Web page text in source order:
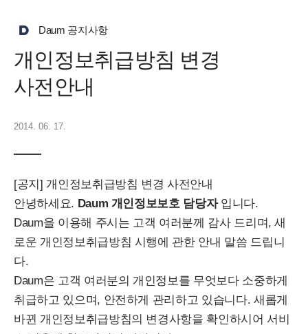
Daum 공지사항
개인정보취급방침 변경
사전안내
2014. 06. 17.
[공지] 개인정보취급방침 변경 사전안내
안녕하세요. Daum 개인정보보호 담당자입니다.
Daum을 이용해 주시는 고객 여러분께 감사 드리며, 새
로운 개인정보취급방침 시행에 관한 안내 말씀 드립니
다.
Daum은 고객 여러분의 개인정보를 무엇보다 소중하게
취급하고 있으며, 안전하게 관리하고 있습니다. 새롭게
바뀐 개인정보취급방침의 변경사항을 확인하시어 서비